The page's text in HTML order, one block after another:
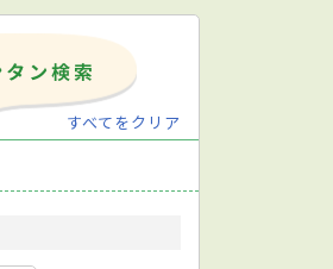
すべてをクリア